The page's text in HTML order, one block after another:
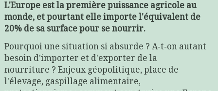
L'Europe est la première puissance agricole au
monde, et pourtant elle importe l'équivalent de
20% de sa surface pour se nourrir.
Pourquoi une situation si absurde ? A-t-on autant
besoin d'importer et d'exporter de la
nourriture ? Enjeux géopolitique, place de
l'élevage, gaspillage alimentaire,